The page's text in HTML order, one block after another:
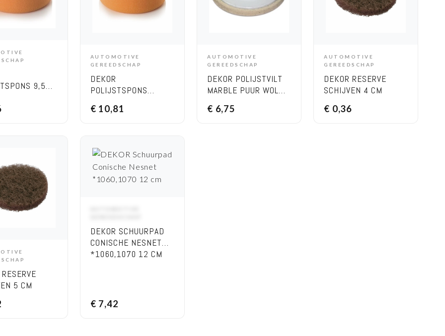
TO CART
9,5
ADD TO CART
AUTOMOTIVE
GEREEDSCHAP
DEKOR
POLIJSTSPONS
*1059 15 CM
€ 10,81
ADD TO CART
AUTOMOTIVE
GEREEDSCHAP
DEKOR POLIJSTVILT
MARBLE PUUR WOL
€ 6,75
ADD TO CART
AUTOMOTIVE
GEREEDSCHAP
DEKOR RESERVE
SCHIJVEN 4 CM
€ 0,36
TO CART
5 CM
DEKOR SCHUURPAD
CONISCHE NESNET
*1060,1070 12 CM
€ 7,42